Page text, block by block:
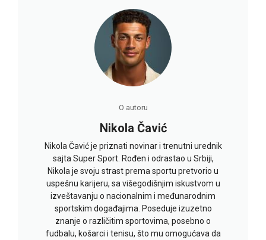
O autoru
Nikola Čavić
Nikola Čavić je priznati novinar i trenutni urednik
sajta Super Sport. Rođen i odrastao u Srbiji,
Nikola je svoju strast prema sportu pretvorio u
uspešnu karijeru, sa višegodišnjim iskustvom u
izveštavanju o nacionalnim i međunarodnim
sportskim događajima. Poseduje izuzetno
znanje o različitim sportovima, posebno o
fudbalu, košarci i tenisu, što mu omogućava da